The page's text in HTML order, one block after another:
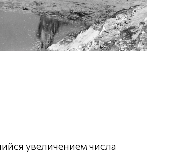
увеличением числа